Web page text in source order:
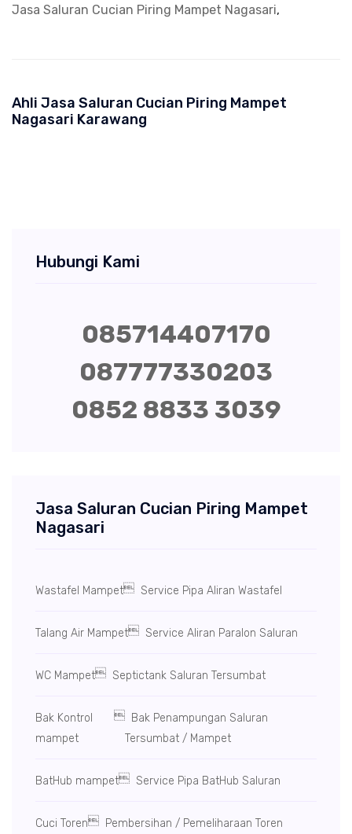
Jasa Saluran Cucian Piring Mampet Nagasari,
Ahli Jasa Saluran Cucian Piring Mampet
Nagasari Karawang
Hubungi Kami
085714407170
087777330203
0852 8833 3039
Jasa Saluran Cucian Piring Mampet
Nagasari
Wastafel Mampet Service Pipa Aliran Wastafel
Talang Air Mampet Service Aliran Paralon Saluran
WC Mampet Septictank Saluran Tersumbat
Bak Kontrol
mampet
 Bak Penampungan Saluran
Tersumbat / Mampet
BatHub mampet Service Pipa BatHub Saluran
Cuci Toren Pembersihan / Pemeliharaan Toren